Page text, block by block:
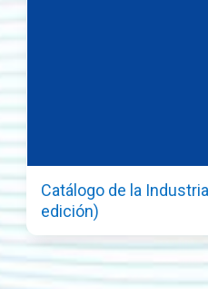
Catálogo de la
edición)